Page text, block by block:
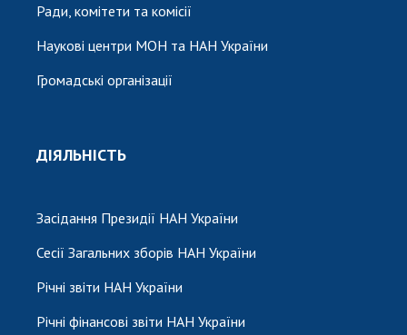
Ради, комітети та комісії
Наукові центри МОН та НАН України
Громадські організації
ДІЯЛЬНІСТЬ
Засідання Президії НАН України
Сесії Загальних зборів НАН України
Річні звіти НАН України
Річні фінансові звіти НАН України